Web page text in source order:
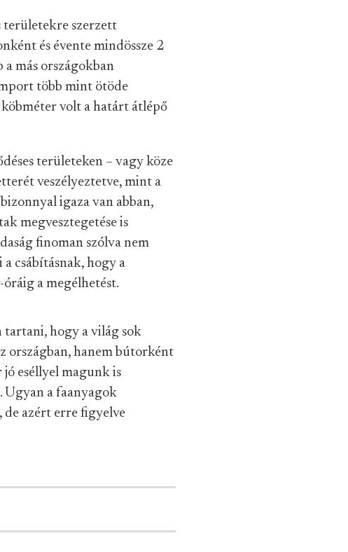
területekre szerzett
és évente mindössze 2
más országokban
több mint ötöde
volt a határt átlépő
területeken – vagy köze
veszélyeztetve, mint a
igaza van abban,
megvesztegetése is
finoman szólva nem
csábításnak, hogy a
a megélhetést.
tartani, hogy a világ sok
országban, hanem bútorként
eséllyel magunk is
Ugyan a faanyagok
de azért erre figyelve